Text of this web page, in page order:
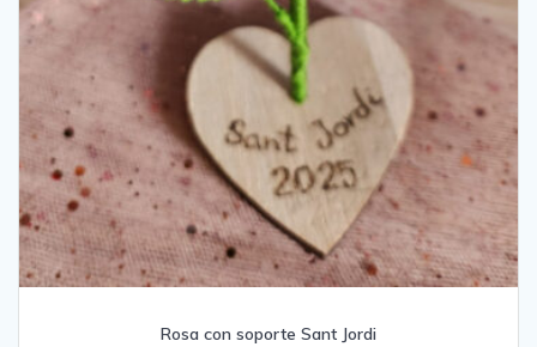
Rosa con soporte Sant Jordi